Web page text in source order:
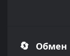
🔄 Обмен